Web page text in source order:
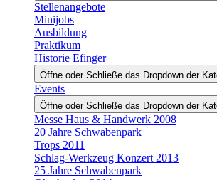
Stellenangebote
Minijobs
Ausbildung
Praktikum
Historie Efinger
Öffne oder Schließe das Dropdown der
Events
Öffne oder Schließe das Dropdown der
Messe Haus & Handwerk 2008
20 Jahre Schwabenpark
Trops 2011
Schlag-Werkzeug Konzert 2013
25 Jahre Schwabenpark